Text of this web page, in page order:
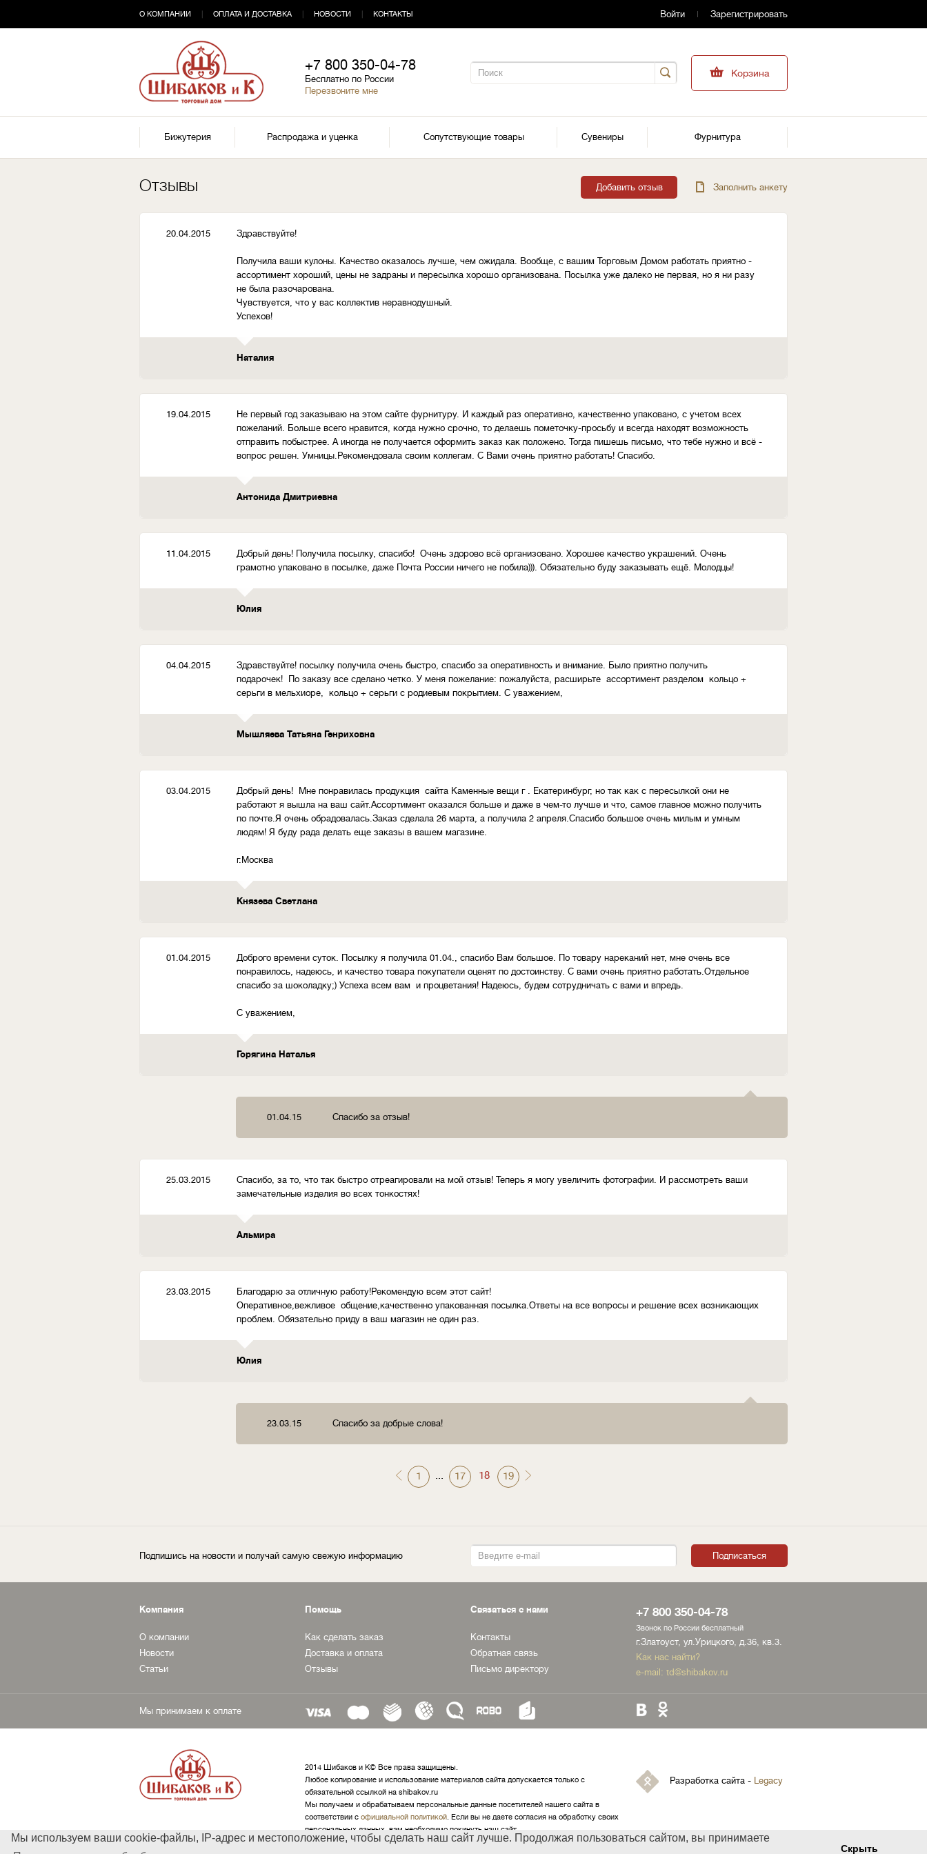
Мы используем ваши cookie-файлы, IP-адрес и местоположение, чтобы сделать наш сайт лучше. Продолжая пользоваться сайтом, вы принимаете
Скрыть
О КОМПАНИИ ОПЛАТА И ДОСТАВКА НОВОСТИ КОНТАКТЫ Войти Зарегистрировать
+7 800 350-04-78
Бесплатно по России
Перезвоните мне
Корзина
Бижутерия Распродажа и уценка Сопутствующие товары Сувениры Фурнитура
Отзывы Добавить отзыв Заполнить анкету
20.04.2015 Здравствуйте!
Получила ваши кулоны. Качество оказалось лучше, чем ожидала. Вообще, с вашим Торговым Домом работать приятно -
ассортимент хороший, цены не задраны и пересылка хорошо организована. Посылка уже далеко не первая, но я ни разу
не была разочарована.
Чувствуется, что у вас коллектив неравнодушный.
Успехов!
Наталия
19.04.2015
Не первый год заказываю на этом сайте фурнитуру. И каждый раз оперативно, качественно упаковано, с учетом всех
пожеланий. Больше всего нравится, когда нужно срочно, то делаешь пометочку-просьбу и всегда находят возможность
отправить побыстрее. А иногда не получается оформить заказ как положено. Тогда пишешь письмо, что тебе нужно и всё -
вопрос решен. Умницы.Рекомендовала своим коллегам. С Вами очень приятно работать! Спасибо.
Антонида Дмитриевна
11.04.2015
Добрый день! Получила посылку, спасибо! Очень здорово всё организовано. Хорошее качество украшений. Очень
грамотно упаковано в посылке, даже Почта России ничего не побила))). Обязательно буду заказывать ещё. Молодцы!
Юлия
04.04.2015
Здравствуйте! посылку получила очень быстро, спасибо за оперативность и внимание. Было приятно получить
подарочек! По заказу все сделано четко. У меня пожелание: пожалуйста, расширьте ассортимент разделом кольцо +
серьги в мельхиоре, кольцо + серьги с родиевым покрытием. С уважением,
Мышляева Татьяна Генриховна
03.04.2015
Добрый день! Мне понравилась продукция сайта Каменные вещи г . Екатеринбург, но так как с пересылкой они не
работают я вышла на ваш сайт.Ассортимент оказался больше и даже в чем-то лучше и что, самое главное можно получить
по почте.Я очень обрадовалась.Заказ сделала 26 марта, а получила 2 апреля.Спасибо большое очень милым и умным
людям! Я буду рада делать еще заказы в вашем магазине.
г.Москва
Князева Светлана
01.04.2015
Доброго времени суток. Посылку я получила 01.04., спасибо Вам большое. По товару нареканий нет, мне очень все
понравилось, надеюсь, и качество товара покупатели оценят по достоинству. С вами очень приятно работать.Отдельное
спасибо за шоколадку;) Успеха всем вам и процветания! Надеюсь, будем сотрудничать с вами и впредь.
С уважением,
Горягина Наталья
01.04.15 Спасибо за отзыв!
25.03.2015
Спасибо, за то, что так быстро отреагировали на мой отзыв! Теперь я могу увеличить фотографии. И рассмотреть ваши
замечательные изделия во всех тонкостях!
Альмира
23.03.2015
Благодарю за отличную работу!Рекомендую всем этот сайт!
Оперативное,вежливое общение,качественно упакованная посылка.Ответы на все вопросы и решение всех возникающих
проблем. Обязательно приду в ваш магазин не один раз.
Юлия
23.03.15 Спасибо за добрые слова!
1 ... 17 18 19
Подпишись на новости и получай самую свежую информацию
Компания
О компании
Новости
Статьи
Помощь
Как сделать заказ
Доставка и оплата
Отзывы
Связаться с нами
Контакты
Обратная связь
Письмо директору
+7 800 350-04-78
Звонок по России бесплатный
г.Златоуст, ул.Урицкого, д.36, кв.3.
Как нас найти?
e-mail: td@shibakov.ru
Мы принимаем к оплате
2014 Шибаков и К© Все права защищены.
Любое копирование и использование материалов сайта допускается только с
обязательной ссылкой на shibakov.ru
Мы получаем и обрабатываем персональные данные посетителей нашего сайта в
соответствии с официальной политикой. Если вы не даете согласия на обработку своих
персональных данных, вам необходимо покинуть наш сайт.
Разработка сайта - Legacy